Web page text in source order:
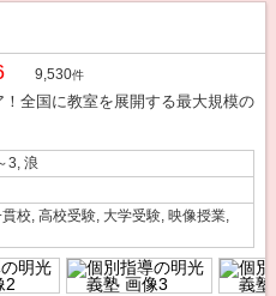
9,530件
全国に教室を展開する最大規模の
3, 浪
校, 高校受験, 大学受験, 映像授業,